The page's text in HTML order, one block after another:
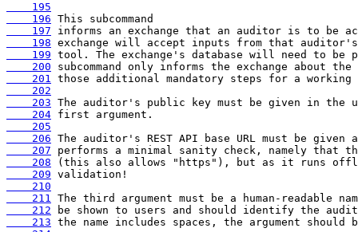
    195
    196
    197
    198
    199
    200
    201
    202
    203
    204
    205
    206
    207
    208
    209
    210
    211
    212
    213